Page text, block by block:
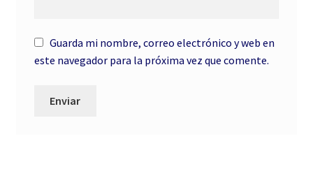
Guarda mi nombre, correo electrónico y web en
este navegador para la próxima vez que comente.